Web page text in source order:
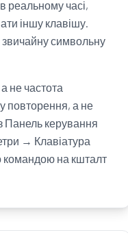
реальному часі,
іншу клавішу.
символьну
не частота
повторення, а не
Панель керування
→ Клавіатура
командою на кшталт